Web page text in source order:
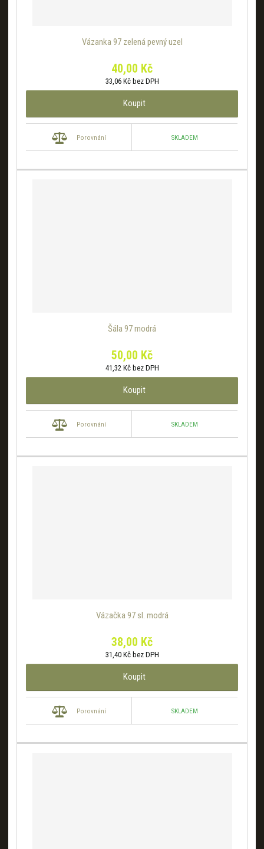
Vázanka 97 zelená pevný uzel
40,00 Kč
33,06 Kč bez DPH
Koupit
Porovnání SKLADEM
Šála 97 modrá
50,00 Kč
41,32 Kč bez DPH
Koupit
Porovnání SKLADEM
Vázačka 97 sl. modrá
38,00 Kč
31,40 Kč bez DPH
Koupit
Porovnání SKLADEM